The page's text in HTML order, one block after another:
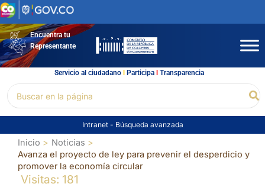
Ir
al
contenidoEncuentra tu
Representante
Servicio al ciudadano l Participal Transparencia
por:
Intranet - Búsqueda avanzada
Inicio
Noticias
Avanza el proyecto de ley para prevenir el desperdicio y
promover la economía circular
Visitas: 181